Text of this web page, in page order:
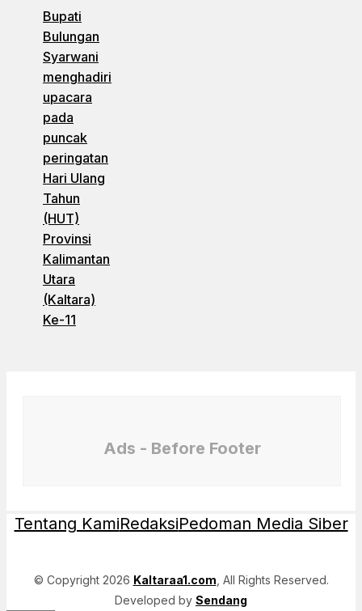
Bupati
Bulungan
Syarwani
menghadiri
upacara
pada
puncak
peringatan
Hari Ulang
Tahun
(HUT)
Provinsi
Kalimantan
Utara
(Kaltara)
Ke-11
Ads - Before Footer
Tentang KamiRedaksiPedoman Media Siber
© Copyright 2026 Kaltaraa1.com , All Rights Reserved.
Developed by Sendang